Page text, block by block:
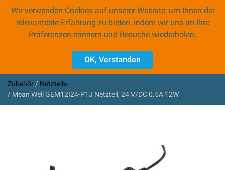
Zubehör
CAN Gateways
Programmiergeräte
0
Zubehör
Netzteile
Mean Well GEM12I24-P1J Netzteil, 24 V/DC 0.5A 12W
Wir verwenden Cookies auf unserer Website, um Ihnen die
relevanteste Erfahrung zu bieten, indem wir uns an Ihre
Präferenzen erinnern und Besuche wiederholen.
OK, Verstanden